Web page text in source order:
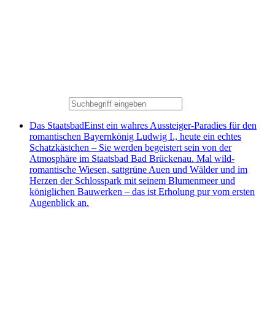
Das StaatsbadEinst ein wahres Aussteiger-Paradies für den
romantischen Bayernkönig Ludwig I., heute ein echtes
Schatzkästchen – Sie werden begeistert sein von der
Atmosphäre im Staatsbad Bad Brückenau. Mal wild-
romantische Wiesen, sattgrüne Auen und Wälder und im
Herzen der Schlosspark mit seinem Blumenmeer und
königlichen Bauwerken – das ist Erholung pur vom ersten
Augenblick an.